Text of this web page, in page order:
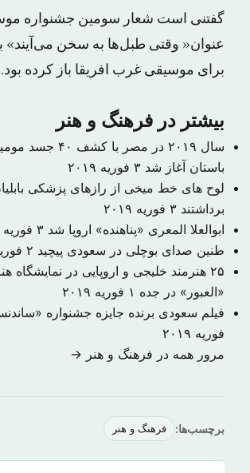
گفتنی است شعار سومین جشنواره
عنوان« وقتی طبل‌ها به سخن می‌آیند»
برای موسیقی غرب افریقا باز کرده بود.
بیشتر در فرهنگ و هنر
سال ۲۰۱۹ در مصر با
باستان آغاز شد ۳ فوریه ۲۰۱۹
لوح های خط میخی از رازهای پزشکی
برداشتند ۳ فوریه ۲۰۱۹
ابوالعلا المعری «پناهنده» اروپا شد ۳ فوریه ۲۰۱۹
طنین صدای بوچلی در سعودی پیچید ۲ فوریه ۲۰۱۹
۲۵ هنرمند خلیجی و اروپایی در نمایشگاه
«العبور» در جده ۱ فوریه ۲۰۱۹
فیلم سعودی برنده جایزه جشنواره
فوریه ۲۰۱۹
مرور همه در فرهنگ و هنر →
برچسب‌ها: فرهنگ و هنر